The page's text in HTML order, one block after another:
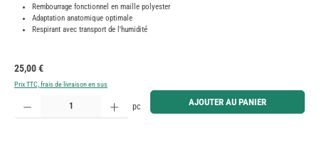
Rembourrage fonctionnel en maille polyester
Adaptation anatomique optimale
Respirant avec transport de l'humidité
Prix régulier :
25,00 €
Prix TTC, frais de livraison en sus
Quantité de produit : Entrez la quantité souhaitée ou utilisez les boutons pour augmenter ou
pc AJOUTER AU PANIER